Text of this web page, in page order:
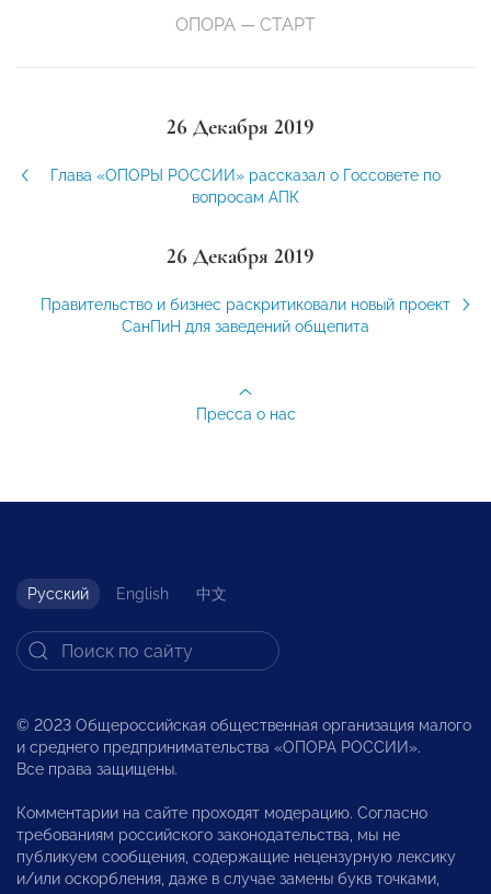
ОПОРА — СТАРТ
26 Декабря 2019
Глава «ОПОРЫ РОССИИ» рассказал о Госсовете по
вопросам АПК
26 Декабря 2019
Правительство и бизнес раскритиковали новый проект
СанПиН для заведений общепита
Пресса о нас
Русский English 中文
© 2023 Общероссийская общественная организация малого
и среднего предпринимательства «ОПОРА РОССИИ».
Все права защищены.
Комментарии на сайте проходят модерацию. Согласно
требованиям российского законодательства, мы не
публикуем сообщения, содержащие нецензурную лексику
и/или оскорбления, даже в случае замены букв точками,